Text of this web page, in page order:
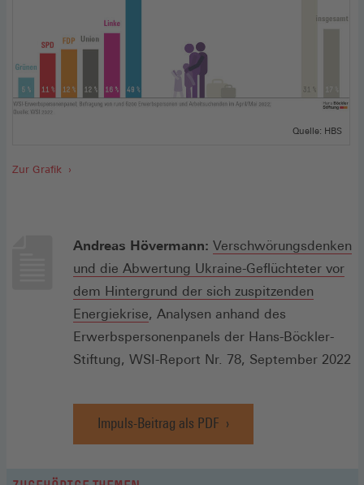
Quelle: HBS
Zur Grafik
Andreas Hövermann: Verschwörungsdenken
und die Abwertung Ukraine-Geflüchteter vor
dem Hintergrund der sich zuspitzenden
Energiekrise, Analysen anhand des
Erwerbspersonenpanels der Hans-Böckler-
Stiftung, WSI-Report Nr. 78, September 2022
Impuls-Beitrag als PDF
(Öffnet
in